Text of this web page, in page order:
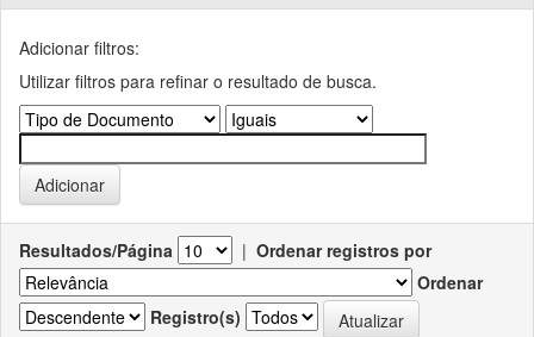
Adicionar filtros:
Utilizar filtros para refinar o resultado de busca.
Resultados/Página | Ordenar registros por
Ordenar
Registro(s)